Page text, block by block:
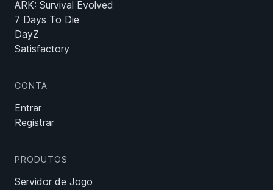
ARK: Survival Evolved
7 Days To Die
DayZ
Satisfactory
CONTA
Entrar
Registrar
PRODUTOS
Servidor de Jogo